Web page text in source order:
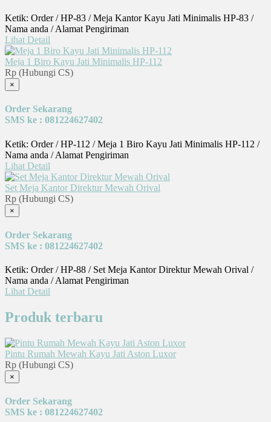
Ketik: Order / HP-83 / Meja Kantor Kayu Jati Minimalis HP-83 /
Nama anda / Alamat Pengiriman
Lihat Detail
Meja 1 Biro Kayu Jati Minimalis HP-112
Rp (Hubungi CS)
×
Order Sekarang
SMS ke : 081224627402
Ketik: Order / HP-112 / Meja 1 Biro Kayu Jati Minimalis HP-112 /
Nama anda / Alamat Pengiriman
Lihat Detail
Set Meja Kantor Direktur Mewah Orival
Rp (Hubungi CS)
×
Order Sekarang
SMS ke : 081224627402
Ketik: Order / HP-88 / Set Meja Kantor Direktur Mewah Orival /
Nama anda / Alamat Pengiriman
Lihat Detail
Produk terbaru
Pintu Rumah Mewah Kayu Jati Aston Luxor
Rp (Hubungi CS)
×
Order Sekarang
SMS ke : 081224627402